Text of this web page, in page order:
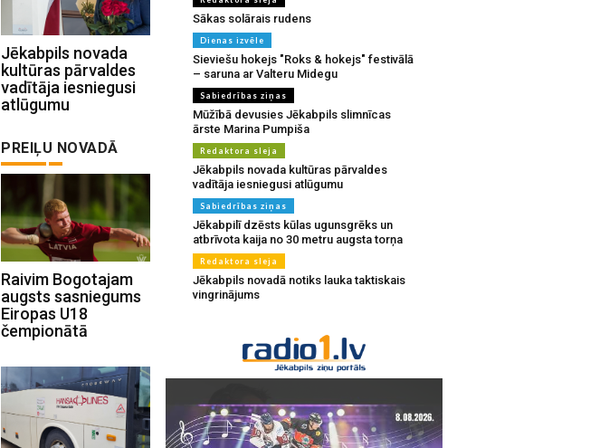
Jēkabpils novada
kultūras pārvaldes
vadītāja iesniegusi
atlūgumu
PREIĻU NOVADĀ
Raivim Bogotajam
augsts sasniegums
Eiropas U18
čempionātā
Sākas solārais rudens
Dienas izvēle
Sieviešu hokejs "Roks & hokejs" festivālā
– saruna ar Valteru Midegu
Sabiedrības ziņas
Mūžībā devusies Jēkabpils slimnīcas
ārste Marina Pumpiša
Redaktora sleja
Jēkabpils novada kultūras pārvaldes
vadītāja iesniegusi atlūgumu
Sabiedrības ziņas
Jēkabpilī dzēsts kūlas ugunsgrēks un
atbrīvota kaija no 30 metru augsta torņa
Redaktora sleja
Jēkabpils novadā notiks lauka taktiskais
vingrinājums